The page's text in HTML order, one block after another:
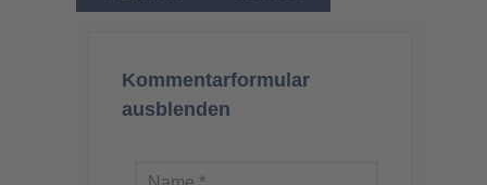
Kommentarformular
ausblenden